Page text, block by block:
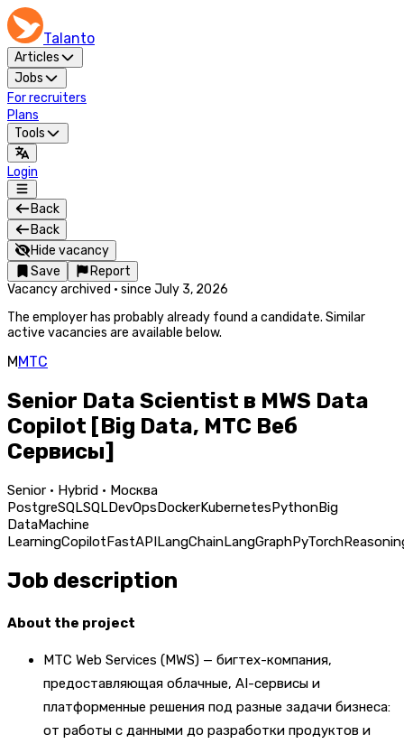
Talanto
Articles
Jobs
For recruiters
Plans
Tools
Login
Back
Back
Hide vacancy
Save
Report
Vacancy archived · since July 3, 2026
The employer has probably already found a candidate. Similar
active vacancies are available below.
ММТС
Senior Data Scientist в MWS Data
Copilot [Big Data, МТС Веб
Сервисы]
Senior · Hybrid · Москва
PostgreSQLSQLDevOpsDockerKubernetesPythonBig
DataMachine
LearningCopilotFastAPILangChainLangGraphPyTorch
Job description
About the project
МТС Web Services (MWS) — бигтех-компания,
предоставляющая облачные, AI-сервисы и
платформенные решения под разные задачи бизнеса:
от работы с данными до разработки продуктов и